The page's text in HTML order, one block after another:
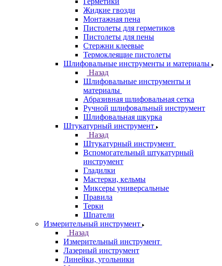
Жидкие гвозди
Монтажная пена
Пистолеты для герметиков
Пистолеты для пены
Стержни клеевые
Термоклеящие пистолеты
Шлифовальные инструменты и материалы
Назад
Шлифовальные инструменты и
материалы
Абразивная шлифовальная сетка
Ручной шлифовальный инструмент
Шлифовальная шкурка
Штукатурный инструмент
Назад
Штукатурный инструмент
Вспомогательный штукатурный
инструмент
Гладилки
Мастерки, кельмы
Миксеры универсальные
Правила
Терки
Шпатели
Измерительный инструмент
Назад
Измерительный инструмент
Лазерный инструмент
Линейки, угольники